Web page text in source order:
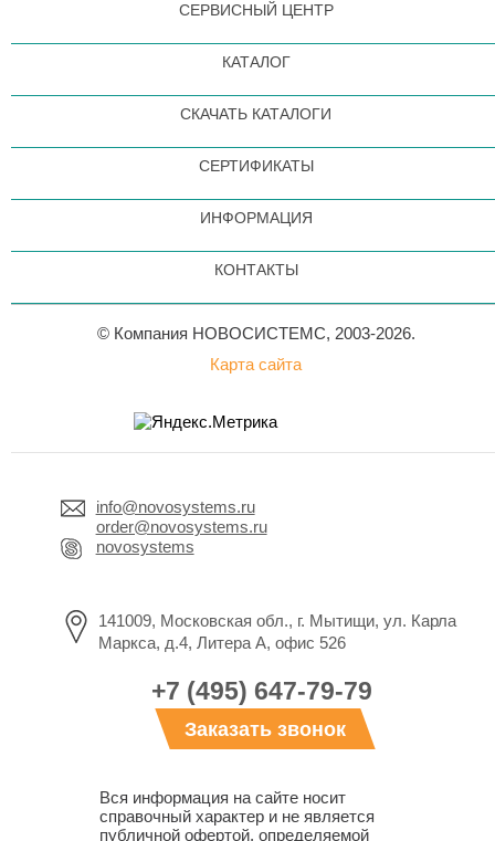
СЕРВИСНЫЙ ЦЕНТР
КАТАЛОГ
СКАЧАТЬ КАТАЛОГИ
СЕРТИФИКАТЫ
ИНФОРМАЦИЯ
КОНТАКТЫ
© Компания НОВОСИСТЕМС, 2003-2026.
Карта сайта
info@novosystems.ru
order@novosystems.ru
novosystems
141009, Московская обл., г. Мытищи, ул. Карла
Маркса, д.4, Литера А, офис 526
+7 (495) 647-79-79
Заказать звонок
Вся информация на сайте носит
справочный характер и не является
публичной офертой, определяемой